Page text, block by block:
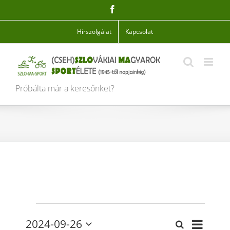
Hírszolgálat Kapcsolat
Próbálta már a keresőnket?
Keresett
2024-09-26